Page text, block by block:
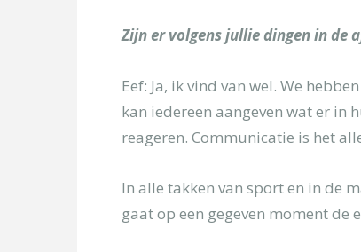
Zijn er volgens jullie dingen in de
Eef: Ja, ik vind van wel. We
kan iedereen aangeven wat er in
reageren. Communicatie is het
In alle takken van sport en in de
gaat op een gegeven moment de